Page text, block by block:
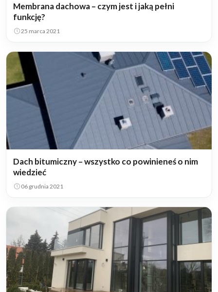
Membrana dachowa – czym jest i jaką pełni
funkcję?
25 marca 2021
Dach bitumiczny – wszystko co powinieneś o nim
wiedzieć
06 grudnia 2021